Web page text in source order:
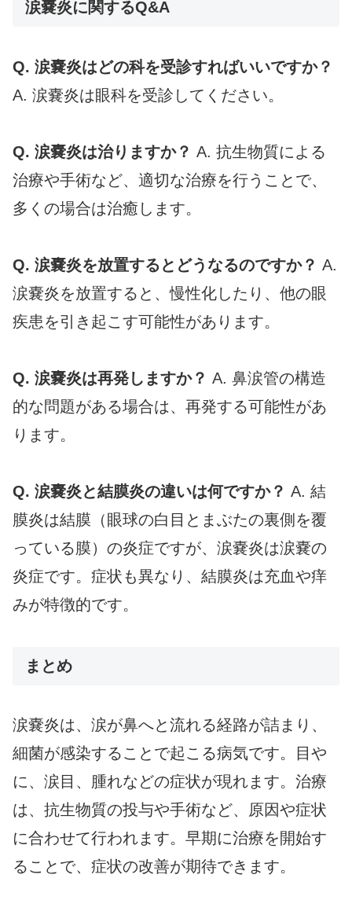
涙嚢炎に関するQ&A
Q. 涙嚢炎はどの科を受診すればいいですか？
A. 涙嚢炎は眼科を受診してください。
Q. 涙嚢炎は治りますか？ A. 抗生物質による
治療や手術など、適切な治療を行うことで、
多くの場合は治癒します。
Q. 涙嚢炎を放置するとどうなるのですか？ A.
涙嚢炎を放置すると、慢性化したり、他の眼
疾患を引き起こす可能性があります。
Q. 涙嚢炎は再発しますか？ A. 鼻涙管の構造
的な問題がある場合は、再発する可能性があ
ります。
Q. 涙嚢炎と結膜炎の違いは何ですか？ A. 結
膜炎は結膜（眼球の白目とまぶたの裏側を覆
っている膜）の炎症ですが、涙嚢炎は涙嚢の
炎症です。症状も異なり、結膜炎は充血や痒
みが特徴的です。
まとめ
涙嚢炎は、涙が鼻へと流れる経路が詰まり、
細菌が感染することで起こる病気です。目や
に、涙目、腫れなどの症状が現れます。治療
は、抗生物質の投与や手術など、原因や症状
に合わせて行われます。早期に治療を開始す
ることで、症状の改善が期待できます。